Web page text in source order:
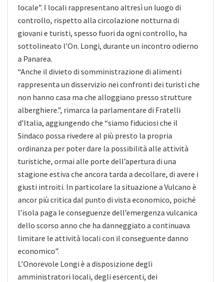
locale”. I locali rappresentano altresì un luogo di
controllo, rispetto alla circolazione notturna di
giovani e turisti, spesso fuori da ogni controllo, ha
sottolineato l’On. Longi, durante un incontro odierno
a Panarea.
“Anche il divieto di somministrazione di alimenti
rappresenta un disservizio nei confronti dei turisti che
non hanno casa ma che alloggiano presso strutture
alberghiere.”, rimarca la parlamentare di Fratelli
d’Italia, aggiungendo che “siamo fiduciosi che il
Sindaco possa rivedere al più presto la propria
ordinanza per poter dare la possibilità alle attività
turistiche, ormai alle porte dell’apertura di una
stagione estiva che ancora tarda a decollare, di avere i
giusti introiti. In particolare la situazione a Vulcano è
ancor più critica dal punto di vista economico, poiché
l’isola paga le conseguenze dell’emergenza vulcanica
dello scorso anno che ha danneggiato a continuava
limitare le attività locali con il conseguente danno
economico”.
L’Onorevole Longi è a disposizione degli
amministratori locali, degli esercenti, dei